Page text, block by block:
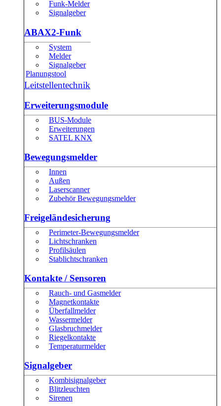
Funk-Melder
Signalgeber
ABAX2-Funk
System
Melder
Signalgeber
Planungstool
Leitstellentechnik
Erweiterungsmodule
BUS-Module
Erweiterungen
SATEL KNX
Bewegungsmelder
Innen
Außen
Laserscanner
Zubehör Bewegungsmelder
Freigeländesicherung
Perimeter-Bewegungsmelder
Lichtschranken
Profilsäulen
Stablichtschranken
Kontakte / Sensoren
Rauch- und Gasmelder
Magnetkontakte
Überfallmelder
Wassermelder
Glasbruchmelder
Riegelkontakte
Temperaturmelder
Signalgeber
Kombisignalgeber
Blitzleuchten
Sirenen